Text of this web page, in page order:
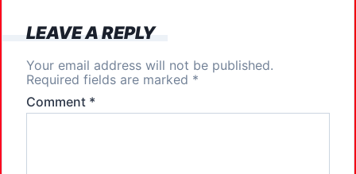
k
LEAVE A REPLY
Your email address will not be published.
Required fields are marked *
Comment *